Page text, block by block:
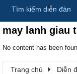
Trang chủ Diễn
may lanh giau
No content has been
Trang chủ Diễn
Tìm kiếm diễn đàn